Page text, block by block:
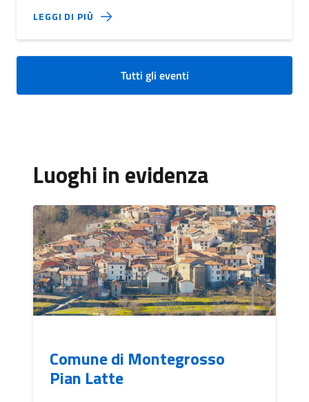
LEGGI DI PIÙ
Tutti gli eventi
Luoghi in evidenza
Comune di Montegrosso
Pian Latte